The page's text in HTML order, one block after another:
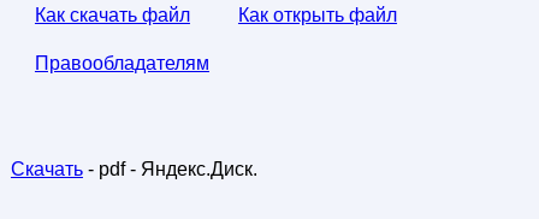
Как скачать файл Как открыть файл
Правообладателям
Скачать- pdf - Яндекс.Диск.